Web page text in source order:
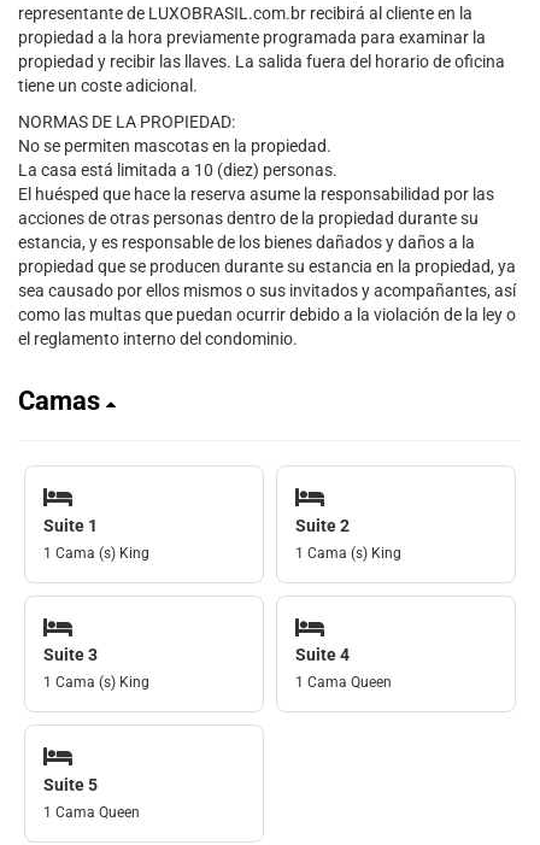
representante de LUXOBRASIL.com.br recibirá al cliente en la
propiedad a la hora previamente programada para examinar la
propiedad y recibir las llaves. La salida fuera del horario de oficina
tiene un coste adicional.
NORMAS DE LA PROPIEDAD:
No se permiten mascotas en la propiedad.
La casa está limitada a 10 (diez) personas.
El huésped que hace la reserva asume la responsabilidad por las
acciones de otras personas dentro de la propiedad durante su
estancia, y es responsable de los bienes dañados y daños a la
propiedad que se producen durante su estancia en la propiedad, ya
sea causado por ellos mismos o sus invitados y acompañantes, así
como las multas que puedan ocurrir debido a la violación de la ley o
el reglamento interno del condominio.
Camas
Suite 1
1 Cama (s) King
Suite 2
1 Cama (s) King
Suite 3
1 Cama (s) King
Suite 4
1 Cama Queen
Suite 5
1 Cama Queen